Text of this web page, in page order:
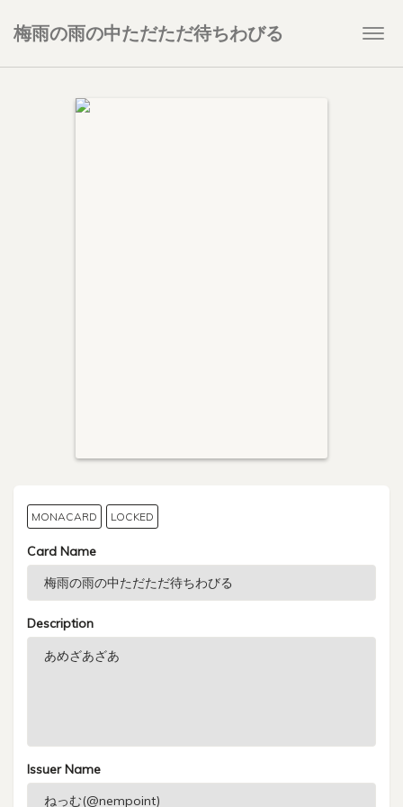
梅雨の雨の中ただただ待ちわびる
MONACARD LOCKED
Card Name
Description
Issuer Name